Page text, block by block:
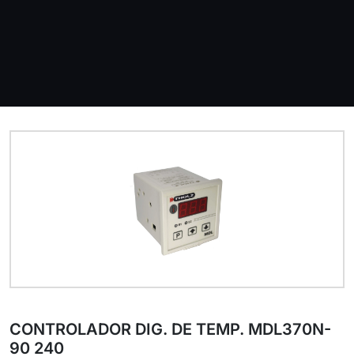
CONTROLADOR DIG. DE TEMP. MDL370N-
90 240